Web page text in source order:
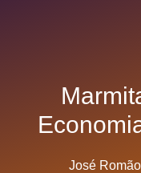
José Romão